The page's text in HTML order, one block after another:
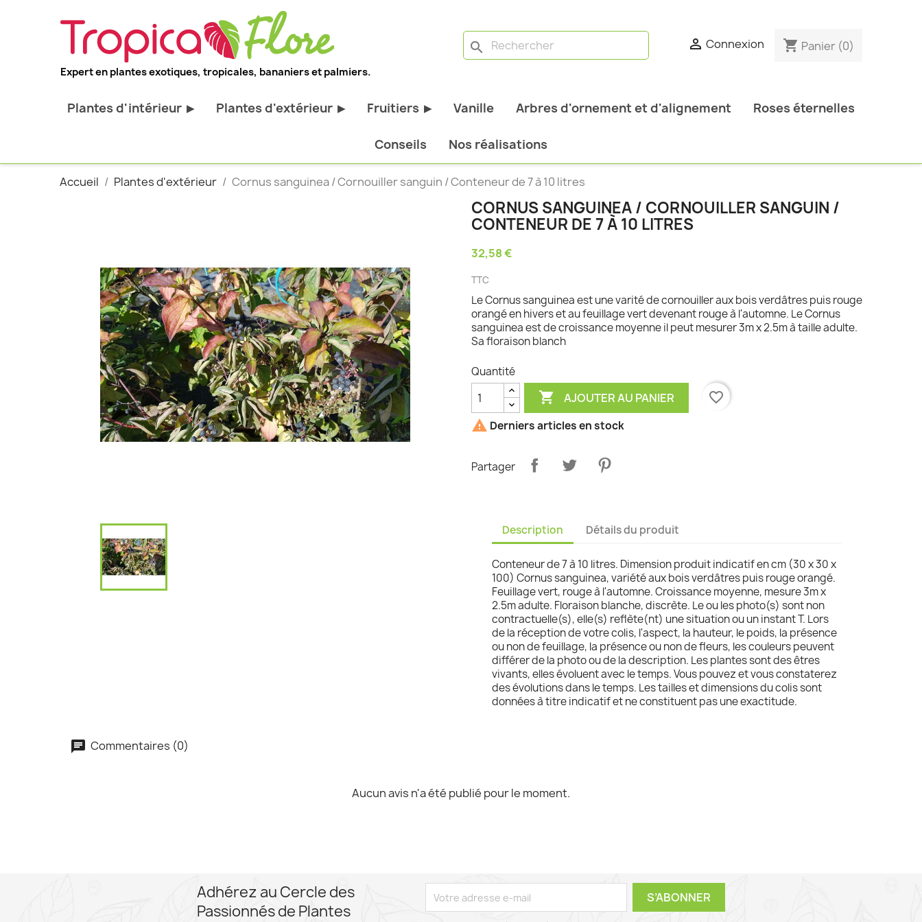
Expert en plantes exotiques, tropicales, bananiers et palmiers.
search  Connexion shopping_cart Panier (0)
Plantes d'intérieur ▶
Plantes pour bureau
Palmier d'intérieur
Plantes d'extérieur ▶
Toutes les plantes d'extérieur
Bananiers rustiques
Palmiers rustiques
Plantes grimpantes
Fourgères
Bambous et graminées
Fruitiers ▶
Tous les fruitiers
Arbres et arbustes fruitiers
Agrumes
Vanille Arbres d'ornement et d'alignement Roses éternelles
Conseils Nos réalisations
Accueil Plantes d'extérieur Cornus sanguinea / Cornouiller sanguin / Conteneur de 7 à 10 litres
CORNUS SANGUINEA / CORNOUILLER SANGUIN /
CONTENEUR DE 7 À 10 LITRES
32,58 €
TTC
Le Cornus sanguinea est une varité de cornouiller aux bois verdâtres puis rouge
orangé en hivers et au feuillage vert devenant rouge à l'automne. Le Cornus
sanguinea est de croissance moyenne il peut mesurer 3m x 2.5m à taille adulte.
Sa floraison blanch
Quantité
 AJOUTER AU PANIER
favorite_border
 Derniers articles en stock
Partager
Description Détails du produit
Conteneur de 7 à 10 litres. Dimension produit indicatif en cm (30 x 30 x
100) Cornus sanguinea, variété aux bois verdâtres puis rouge orangé.
Feuillage vert, rouge à l'automne. Croissance moyenne, mesure 3m x
2.5m adulte. Floraison blanche, discrète. Le ou les photo(s) sont non
contractuelle(s), elle(s) reflète(nt) une situation ou un instant T. Lors
de la réception de votre colis, l'aspect, la hauteur, le poids, la présence
ou non de feuillage, la présence ou non de fleurs, les couleurs peuvent
différer de la photo ou de la description. Les plantes sont des êtres
vivants, elles évoluent avec le temps. Vous pouvez et vous constaterez
des évolutions dans le temps. Les tailles et dimensions du colis sont
données à titre indicatif et ne constituent pas une exactitude.
Commentaires (0)
Aucun avis n'a été publié pour le moment.
Adhérez au Cercle des
Passionnés de Plantes